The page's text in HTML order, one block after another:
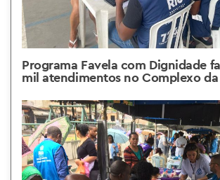
Programa Favela com Dignidade
mil atendimentos no Complexo da